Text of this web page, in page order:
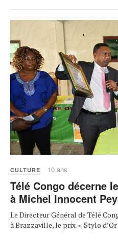
CULTURE 10 ans
Télé Congo décerne
à Michel Innocent
Le Directeur Général de Télé
à Brazzaville, le prix « Stylo d’Or